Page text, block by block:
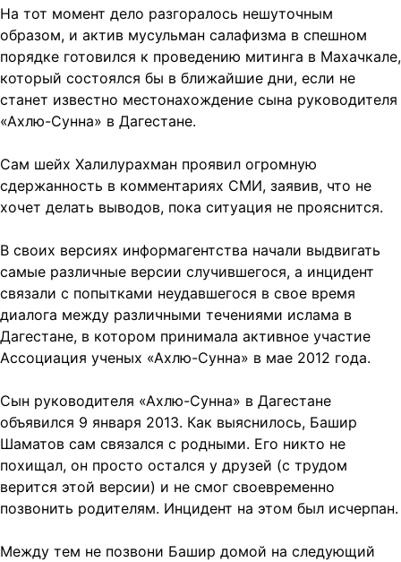
На тот момент дело разгоралось нешуточным
образом, и актив мусульман салафизма в спешном
порядке готовился к проведению митинга в Махачкале,
который состоялся бы в ближайшие дни, если не
станет известно местонахождение сына руководителя
«Ахлю-Сунна» в Дагестане.
Сам шейх Халилурахман проявил огромную
сдержанность в комментариях СМИ, заявив, что не
хочет делать выводов, пока ситуация не прояснится.
В своих версиях информагентства начали выдвигать
самые различные версии случившегося, а инцидент
связали с попытками неудавшегося в свое время
диалога между различными течениями ислама в
Дагестане, в котором принимала активное участие
Ассоциация ученых «Ахлю-Сунна» в мае 2012 года.
Сын руководителя «Ахлю-Сунна» в Дагестане
объявился 9 января 2013. Как выяснилось, Башир
Шаматов сам связался с родными. Его никто не
похищал, он просто остался у друзей (с трудом
верится этой версии) и не смог своевременно
позвонить родителям. Инцидент на этом был исчерпан.
Между тем не позвони Башир домой на следующий